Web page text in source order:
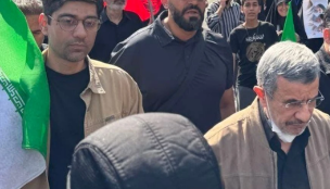
Eski İran
aylar önce suikast
kaybettiği ortaya
Hamaney'in